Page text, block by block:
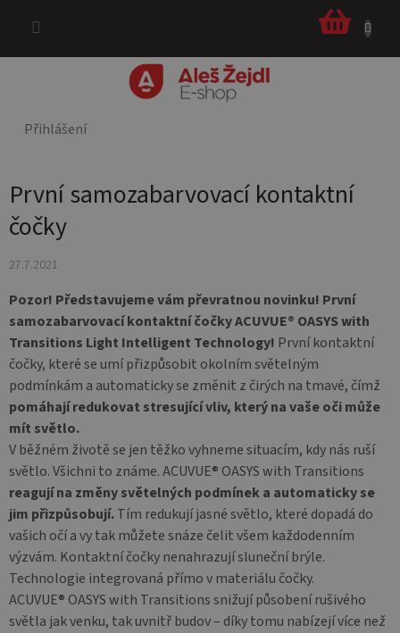
Přihlášení
NÁKUPNÍ
První samozabarvovací kontaktní
čočky
27.7.2021
Pozor! Představujeme vám převratnou novinku! První
samozabarvovací kontaktní čočky ACUVUE® OASYS with
Transitions Light Intelligent Technology! První kontaktní
čočky, které se umí přizpůsobit okolním světelným
podmínkám a automaticky se změnit z čirých na tmavé, čímž
pomáhají redukovat stresující vliv, který na vaše oči může
mít světlo.
V běžném životě se jen těžko vyhneme situacím, kdy nás ruší
světlo. Všichni to známe. ACUVUE® OASYS with Transitions
reagují na změny světelných podmínek a automaticky se
jim přizpůsobují.Tím redukují jasné světlo, které dopadá do
vašich očí a vy tak můžete snáze čelit všem každodenním
výzvám. Kontaktní čočky nenahrazují sluneční brýle.
Technologie integrovaná přímo v materiálu čočky.
ACUVUE® OASYS with Transitions snižují působení rušivého
světla jak venku, tak uvnitř budov – díky tomu nabízejí více než